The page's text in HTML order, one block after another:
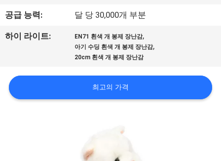
여
행
질
관
공급 능력: 달 당 30,000개 부분
하이 라이트: EN71 흰색 개 봉제 장난감,
아기 수딩 흰색 개 봉제 장난감,
20cm 흰색 개 봉제 장난감
최고의 가격